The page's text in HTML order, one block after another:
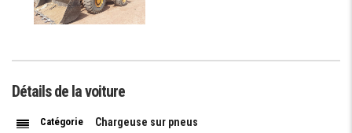
Détails de la voiture
Catégorie Chargeuse sur pneus